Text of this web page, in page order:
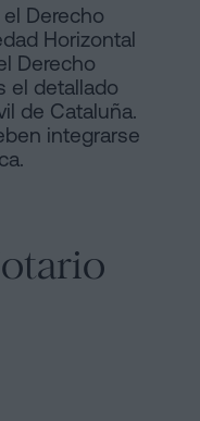
Derecho
Horizontal
Derecho
el detallado
de Cataluña.
integrarse